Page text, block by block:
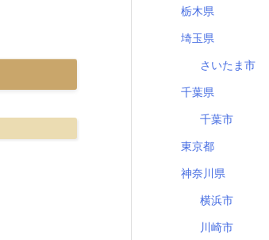
栃木県
埼玉県
さいたま市
千葉県
千葉市
東京都
神奈川県
横浜市
川崎市